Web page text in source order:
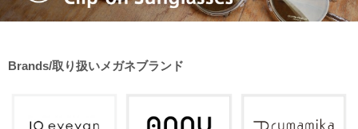
Brands/取り扱いメガネブランド